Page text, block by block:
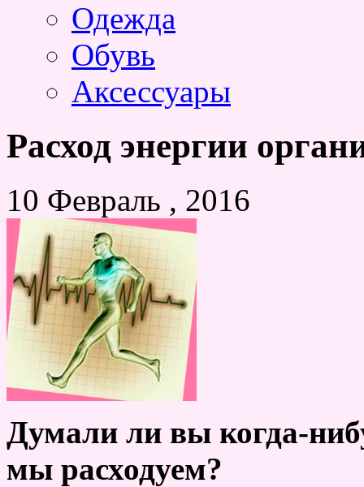
Одежда
Обувь
Аксессуары
Расход энергии
10 Февраль , 2016
Думали ли вы когда-
мы расходуем?